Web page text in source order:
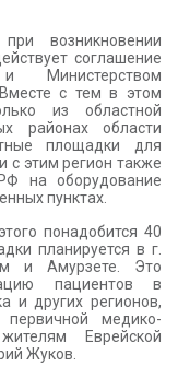
возникновении
соглашение
с тем в этом
из областной
районах области
площадки для
с этим регион также
на оборудование
пунктах.
понадобится 40
планируется в г.
и Амурзете. Это
пациентов в
и других регионов,
первичной медико-
Еврейской
Жуков.